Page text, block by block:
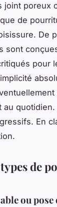
joint poreux
de
De
sont
pour
quotidien.
En
de
ou pose